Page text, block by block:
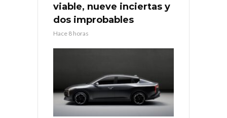
viable, nueve inciertas y
dos improbables
Hace 8 horas